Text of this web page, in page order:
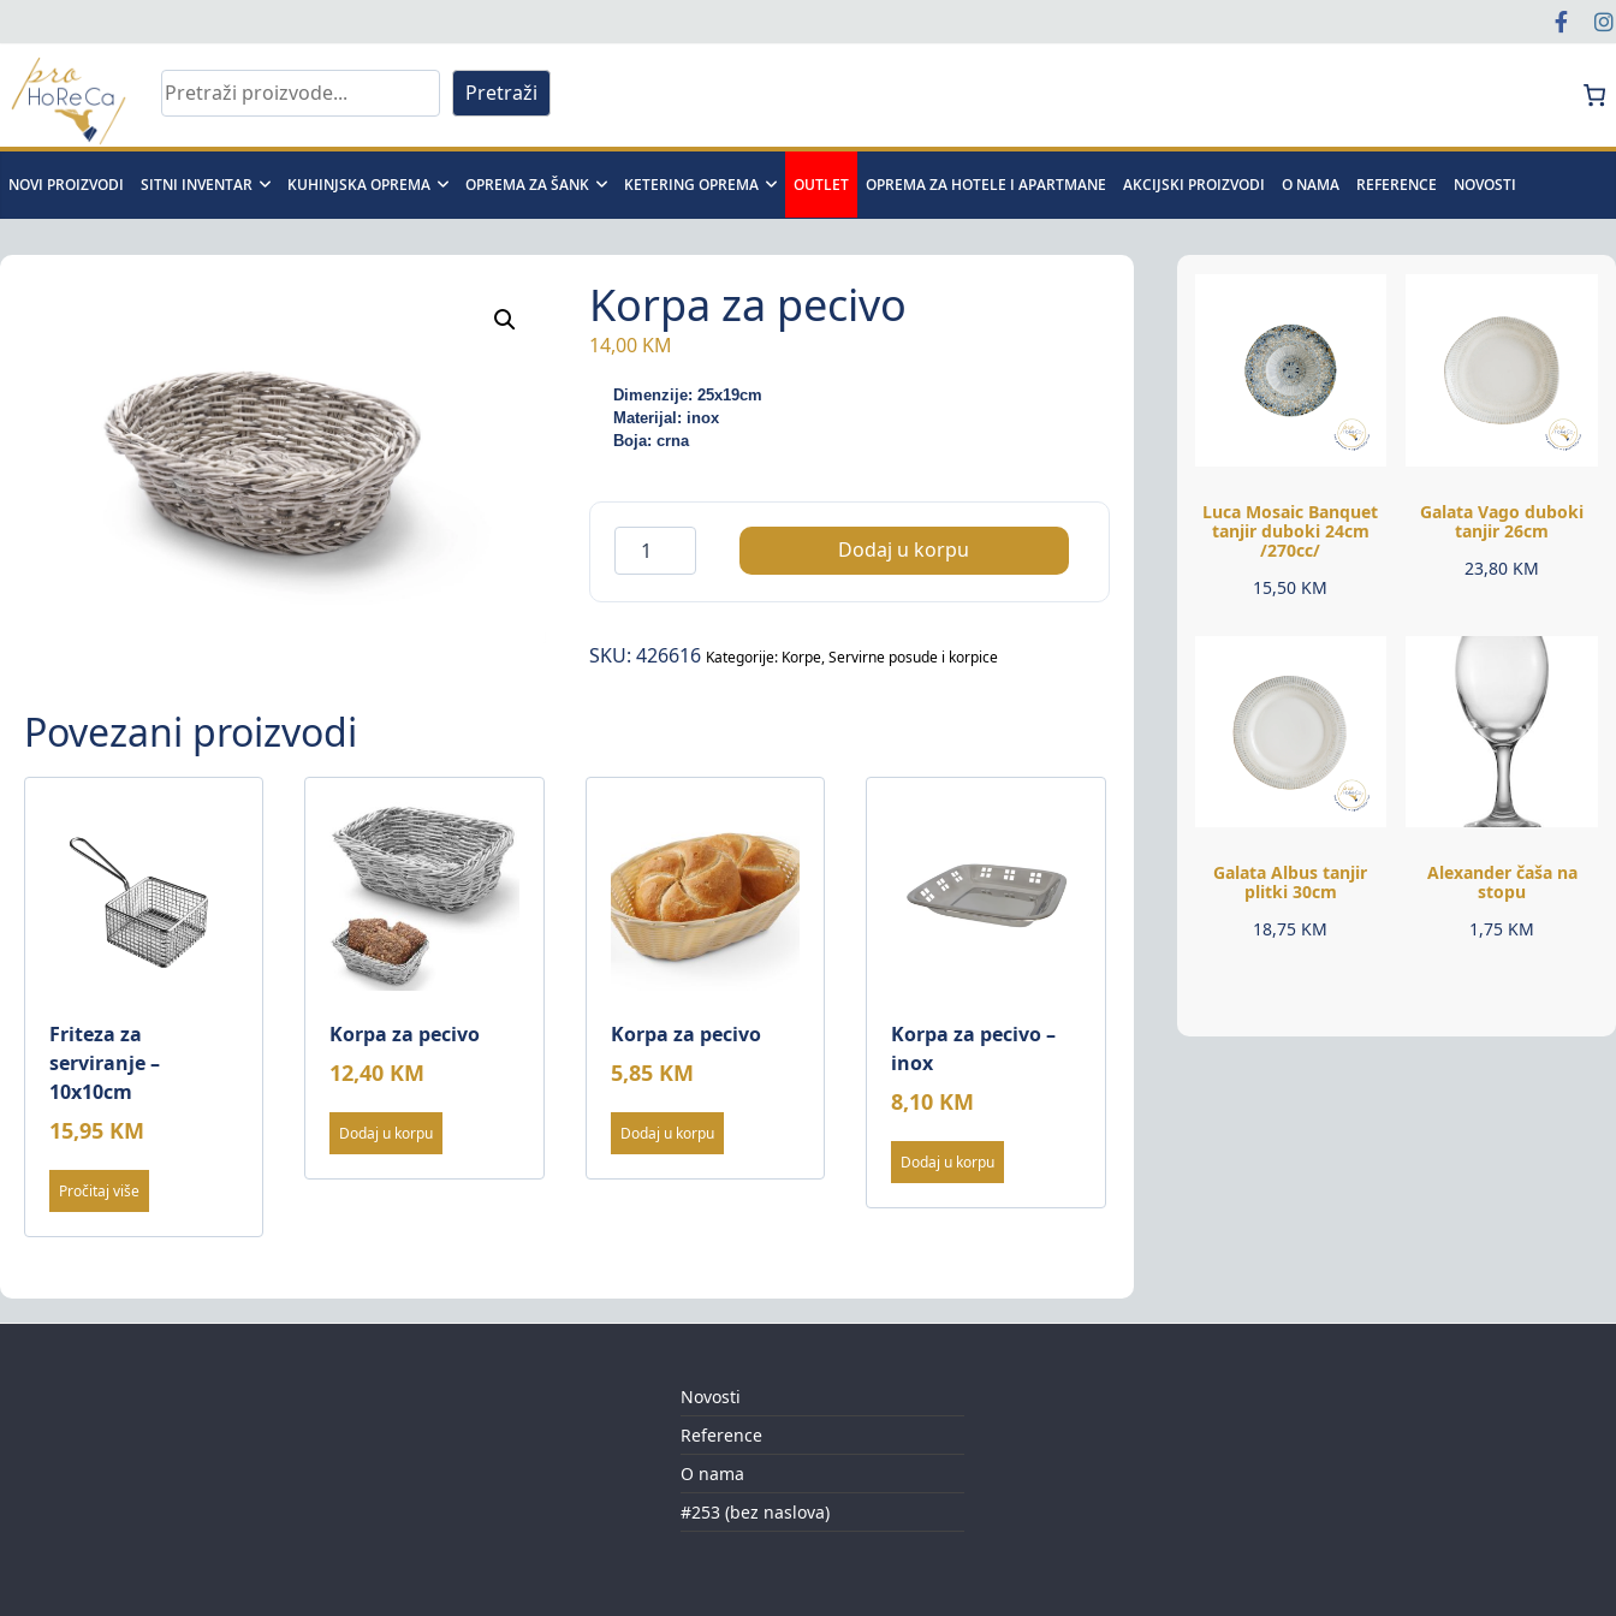
to
content
Pro
Horeca
d.o.o
Pretraži
NOVI PROIZVODI SITNI INVENTAR KUHINJSKA OPREMA OPREMA ZA ŠANK KETERING OPREMA OUTLET OPREMA ZA HOTELE I APARTMANE AKCIJSKI PROIZVODI O NAMA REFERENCE NOVOSTI
Korpa za pecivo
14,00 KM
Dimenzije: 25x19cm
Materijal: inox
Boja: crna
Korpa
za
pecivo
Dodaj u korpu
SKU: 426616 Kategorije: Korpe,Servirne posude i korpice
Povezani proizvodi
Friteza za
serviranje –
10x10cm
15,95 KM
Pročitaj više
Korpa za pecivo
12,40 KM
Dodaj u korpu
Korpa za pecivo
5,85 KM
Dodaj u korpu
Korpa za pecivo –
inox
8,10 KM
Dodaj u korpu
Luca Mosaic Banquet
tanjir duboki 24cm
/270cc/
15,50 KM
Galata Vago duboki
tanjir 26cm
23,80 KM
Galata Albus tanjir
plitki 30cm
18,75 KM
Alexander čaša na
stopu
1,75 KM
Novosti
Reference
O nama
#253 (bez naslova)